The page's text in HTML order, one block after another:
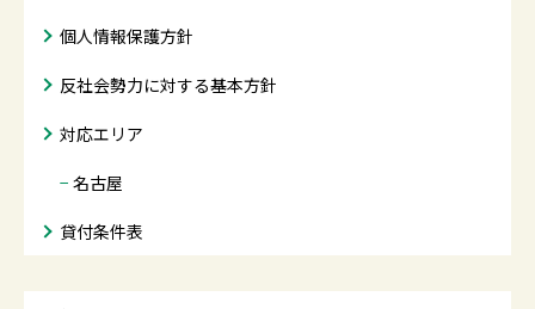
個人情報保護方針
反社会勢力に対する基本方針
対応エリア
− 名古屋
貸付条件表